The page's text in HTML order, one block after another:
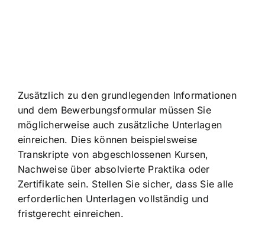
Zusätzlich zu den grundlegenden Informationen
und dem Bewerbungsformular müssen Sie
möglicherweise auch zusätzliche Unterlagen
einreichen. Dies können beispielsweise
Transkripte von abgeschlossenen Kursen,
Nachweise über absolvierte Praktika oder
Zertifikate sein. Stellen Sie sicher, dass Sie alle
erforderlichen Unterlagen vollständig und
fristgerecht einreichen.